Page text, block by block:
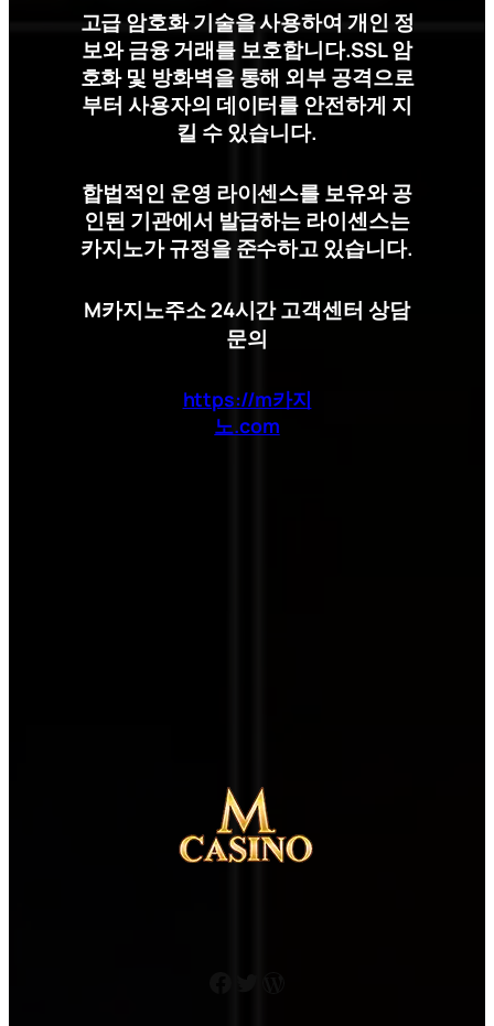
고급 암호화 기술을 사용하여 개인 정
보와 금융 거래를 보호합니다.SSL 암
호화 및 방화벽을 통해 외부 공격으로
부터 사용자의 데이터를 안전하게 지
킬 수 있습니다.
합법적인 운영 라이센스를 보유와 공
인된 기관에서 발급하는 라이센스는
카지노가 규정을 준수하고 있습니다.
M카지노주소 24시간 고객센터 상담
문의
https://m카지
노.com